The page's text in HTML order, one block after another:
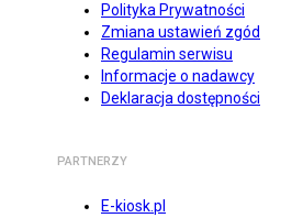
Polityka Prywatności
Zmiana ustawień zgód
Regulamin serwisu
Informacje o nadawcy
Deklaracja dostępności
PARTNERZY
E-kiosk.pl